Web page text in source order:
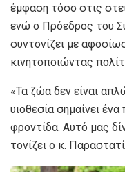
έμφαση τόσο στις
ενώ ο Πρόεδρος του
συντονίζει με
κινητοποιώντας
«Τα ζώα δεν είναι
υιοθεσία σημαίνει
φροντίδα. Αυτό μας
τονίζει ο κ.